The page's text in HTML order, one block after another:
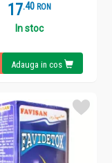
17.4 RON
In stoc
Adauga in cos